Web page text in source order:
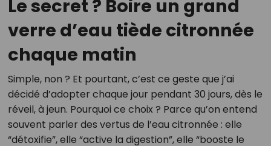
Le secret ? Boire un grand
verre d’eau tiède citronnée
chaque matin
Simple, non ? Et pourtant, c’est ce geste que j’ai
décidé d’adopter chaque jour pendant 30 jours, dès le
réveil, à jeun. Pourquoi ce choix ? Parce qu’on entend
souvent parler des vertus de l’eau citronnée : elle
“détoxifie”, elle “active la digestion”, elle “booste le